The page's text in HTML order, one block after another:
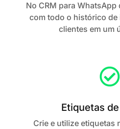
No CRM para
com todo o histórico de
clientes em um
Etiquetas
Crie e utilize etiquetas